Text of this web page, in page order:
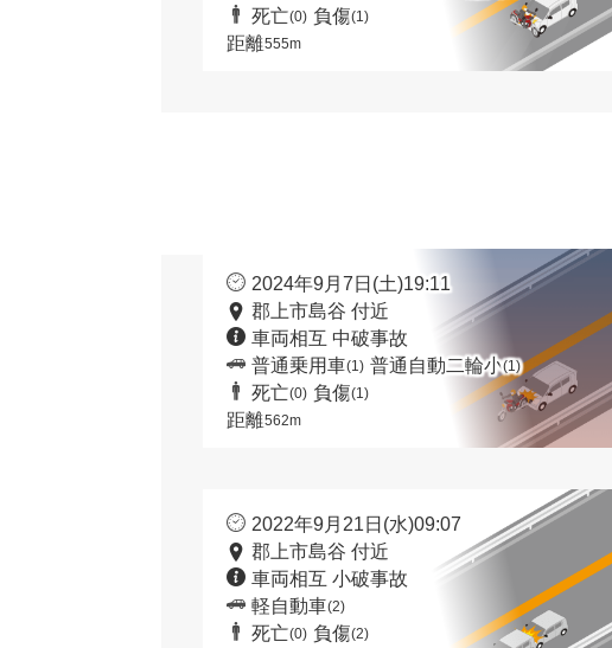
死亡(0) 負傷(1)
距離555m
2024年9月7日(土)19:11
郡上市島谷 付近
車両相互 中破事故
普通乗用車(1) 普通自動二輪小(1)
死亡(0) 負傷(1)
距離562m
2022年9月21日(水)09:07
郡上市島谷 付近
車両相互 小破事故
軽自動車(2)
死亡(0) 負傷(2)